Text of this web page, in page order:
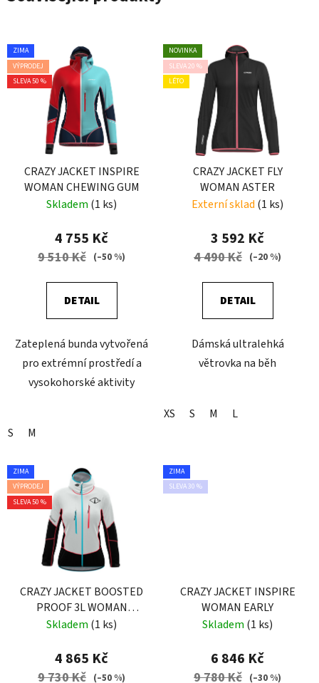
ZIMA
VÝPRODEJ
SLEVA 50 %
CRAZY JACKET INSPIRE
WOMAN CHEWING GUM
Skladem (1 ks)
4 755 Kč
9 510 Kč (–50 %)
DETAIL
Zateplená bunda vytvořená
pro extrémní prostředí a
vysokohorské aktivity
S M
NOVINKA
SLEVA 20 %
LÉTO
CRAZY JACKET FLY
WOMAN ASTER
Externí sklad (1 ks)
3 592 Kč
4 490 Kč (–20 %)
DETAIL
Dámská ultralehká
větrovka na běh
XS S M L
ZIMA
VÝPRODEJ
SLEVA 50 %
CRAZY JACKET BOOSTED
PROOF 3L WOMAN
LAMBADA
Skladem (1 ks)
4 865 Kč
9 730 Kč (–50 %)
ZIMA
SLEVA 30 %
CRAZY JACKET INSPIRE
WOMAN EARLY
Skladem (1 ks)
6 846 Kč
9 780 Kč (–30 %)